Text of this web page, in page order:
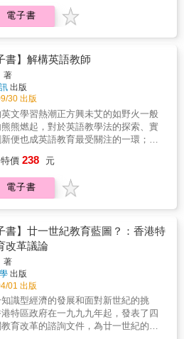
育現況與問題作一個全面性的建議。有
狀況或問題一直都存在，但是經常被忽
同秉持著「回歸基本」的想法，將問
大家去正視目前教育的問題。 除了我國
問題外，李家同提出孩子功課不好的
，以及15個幫助功課不好孩子的方
子功課不好的原因一、回家不做功課
刺激太少三、英文無法學好四、義務
沒有品質管制五、小學教育有時太多
孩子不知道念書的重要性七、小學數
書沒有中文解釋十一、教育往往忽略
基本部分十二、未能因材施教十三、
夠十四、補習班主導教育，但弱勢孩子
書三、使偏遠地區的孩子有足夠的英文
夠的英文課四、對小學生有品質管制
教育不能太多元化六、告訴偏遠地區
的重要性七、改善數學教育八、改善
育九、英文不要考得太難十、要有好的
書十一、強調學科的基本部分十二、
十三、多給鼓勵十四、將難題融入教
杜絕補習班十五、孩子絕對不能太用
的教育到底出現了甚麼問題？孩子的
進反退，學校的素質越來越差，這是甚
他以最直接懇切的方式，希望大家來關
題，只有如此，台灣才有救。普遍的
功」看得太重要，大家一味的要追求
長們個個摩拳擦掌，要將自己的孩子
下一個比爾蓋玆或下一個郭台銘。但是
實面，孩子成長受到的教育狀況，對
業都將造成極大的影響。我們現在的
境與政策，是如此的令人憂心與擔憂，
的教育問題不解決，孩子未來還有甚
是非的眼睛，這次他將透過本書，將臺
現況與問題作一個全面性的建議。有
況或問題一直都存在，但是經常被忽
家同秉持著「回歸基本」的想法，將問
拋出。他希望作為一個起頭，透過這本
家去正視目前教育的問題。 除了我國
問題外，李家同提出孩子功課不好的
，以及15個幫助功課不好孩子的方
子功課不好的原因一、回家不做功課
刺激太少三、英文無法學好四、義務
沒有品質管制五、小學教育有時太多
孩子不知道念書的重要性七、小學數
電子書
書】解構英語教師
著
出版
30 出版
文學習熱潮正方興未艾的如野火一般
熊燃起，對於英語教學法的探索、實
便也成英語教育最受關注的一環；然
－卻未有等量齊觀的探討。教師乃是
成功的絕對重要因素，且其對於教學
向的認知、信仰或感受乃深深牽引其教
資培育問題與師資評鑑等等多項議題作
知覺探索。期望透過本書能讓台灣的
師對於所從事的教學工作能建立起一種
省思的習慣。
特價 238 元
電子書
書】廿一世紀教育藍圖？：香港特
改革議論
著
出版
01 出版
識型經濟的發展和面對新世紀的挑
特區政府在一九九九年起，發表了四
育改革的諮詢文件，為廿一世紀的特